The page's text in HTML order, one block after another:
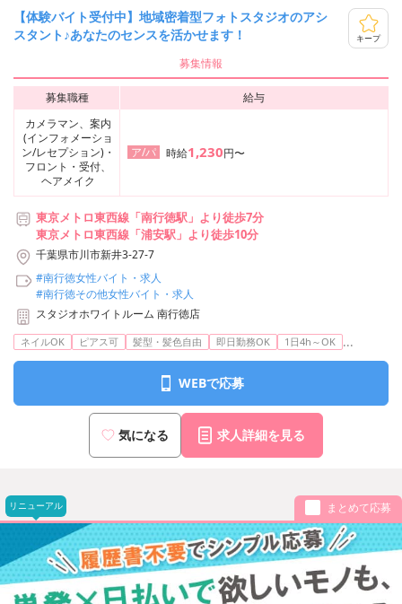
【体験バイト受付中】地域密着型フォトスタジオのアシ
スタント♪あなたのセンスを活かせます！
キープ
募集情報
募集職種
給与
カメラマン、案内
(インフォメーショ
ン/レセプション)・
フロント・受付、
ヘアメイク
ア/パ 時給1,230円〜
東京メトロ東西線「南行徳駅」より徒歩7分
東京メトロ東西線「浦安駅」より徒歩10分
千葉県市川市新井3-27-7
#南行徳女性バイト・求人
#南行徳その他女性バイト・求人
スタジオホワイトルーム 南行徳店
ネイルOK ピアス可 髪型・髪色自由 即日勤務OK 1日4h～OK ...
WEBで応募
気になる 求人詳細を見る
リニューアル まとめて応募